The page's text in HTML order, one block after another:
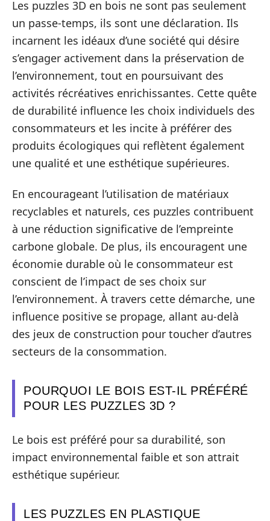
Les puzzles 3D en bois ne sont pas seulement
un passe-temps, ils sont une déclaration. Ils
incarnent les idéaux d’une société qui désire
s’engager activement dans la préservation de
l’environnement, tout en poursuivant des
activités récréatives enrichissantes. Cette quête
de durabilité influence les choix individuels des
consommateurs et les incite à préférer des
produits écologiques qui reflètent également
une qualité et une esthétique supérieures.
En encourageant l’utilisation de matériaux
recyclables et naturels, ces puzzles contribuent
à une réduction significative de l’empreinte
carbone globale. De plus, ils encouragent une
économie durable où le consommateur est
conscient de l’impact de ses choix sur
l’environnement. À travers cette démarche, une
influence positive se propage, allant au-delà
des jeux de construction pour toucher d’autres
secteurs de la consommation.
POURQUOI LE BOIS EST-IL PRÉFÉRÉ
POUR LES PUZZLES 3D ?
Le bois est préféré pour sa durabilité, son
impact environnemental faible et son attrait
esthétique supérieur.
LES PUZZLES EN PLASTIQUE